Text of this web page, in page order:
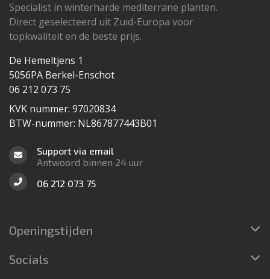
Specialist in winterharde mediterrane planten.
Direct geselecteerd uit Zuid-Europa voor
topkwaliteit en de beste prijs.
De Hemeltjens 1
5056PA Berkel-Enschot
06 212 073 75
KVK nummer: 97020834
BTW-nummer: NL867877443B01
Support via email
Antwoord binnen 24 uur
06 212 073 75
Openingstijden
Socials